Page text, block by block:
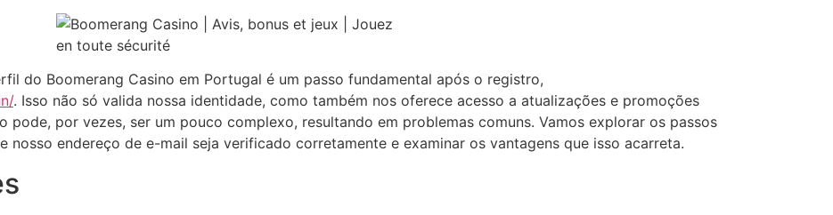
do Boomerang Casino em Portugal é um passo fundamental após o registro,
. Isso não só valida nossa identidade, como também nos oferece acesso a atualizações e promoções
por vezes, ser um pouco complexo, resultando em problemas comuns. Vamos explorar os passos
nosso endereço de e-mail seja verificado corretamente e examinar os vantagens que isso acarreta.